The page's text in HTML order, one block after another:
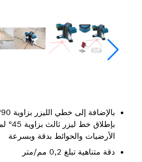
بإطلاق خط
الأرضيات والحوائط بدقة وبسرعة
دقة متناهية تبلغ 0,2 مم/متر